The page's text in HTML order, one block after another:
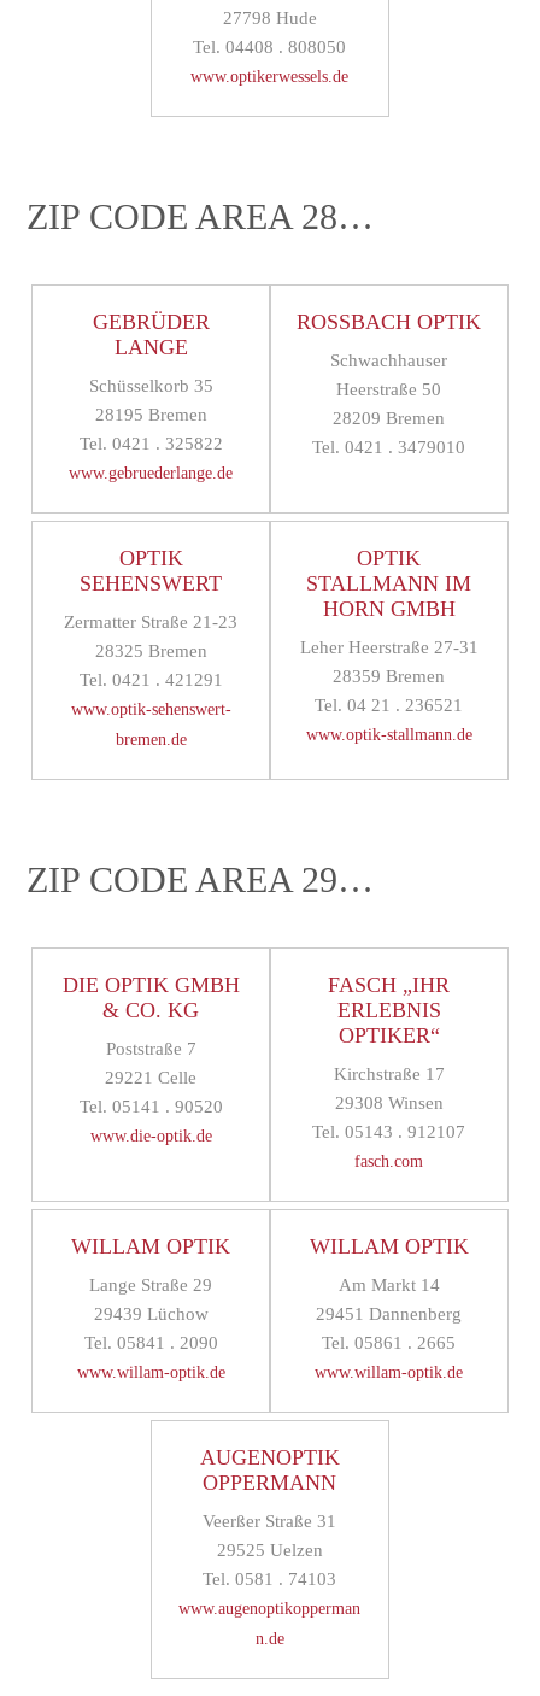
27798 Hude
Tel. 04408 . 808050
www.optikerwessels.de
ZIP CODE AREA 28…
GEBRÜDER
LANGE
Schüsselkorb 35
28195 Bremen
Tel. 0421 . 325822
www.gebruederlange.de
ROSSBACH OPTIK
Schwachhauser
Heerstraße 50
28209 Bremen
Tel. 0421 . 3479010
OPTIK
SEHENSWERT
Zermatter Straße 21-23
28325 Bremen
Tel. 0421 . 421291
www.optik-sehenswert-
bremen.de
OPTIK
STALLMANN IM
HORN GMBH
Leher Heerstraße 27-31
28359 Bremen
Tel. 04 21 . 236521
www.optik-stallmann.de
ZIP CODE AREA 29…
DIE OPTIK GMBH
& CO. KG
Poststraße 7
29221 Celle
Tel. 05141 . 90520
www.die-optik.de
FASCH „IHR
ERLEBNIS
OPTIKER“
Kirchstraße 17
29308 Winsen
Tel. 05143 . 912107
fasch.com
WILLAM OPTIK
Lange Straße 29
29439 Lüchow
Tel. 05841 . 2090
www.willam-optik.de
WILLAM OPTIK
Am Markt 14
29451 Dannenberg
Tel. 05861 . 2665
www.willam-optik.de
AUGENOPTIK
OPPERMANN
Veerßer Straße 31
29525 Uelzen
Tel. 0581 . 74103
www.augenoptikopperman
n.de